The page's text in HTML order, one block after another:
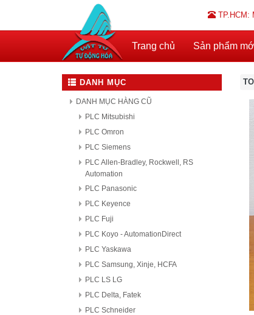
TP.HCM:
Trang chủ Sản phẩm
DANH MỤC
DANH MỤC HÀNG CŨ
PLC Mitsubishi
PLC Omron
PLC Siemens
PLC Allen-Bradley, Rockwell, RS
Automation
PLC Panasonic
PLC Keyence
PLC Fuji
PLC Koyo - AutomationDirect
PLC Yaskawa
PLC Samsung, Xinje, HCFA
PLC LS LG
PLC Delta, Fatek
PLC Schneider